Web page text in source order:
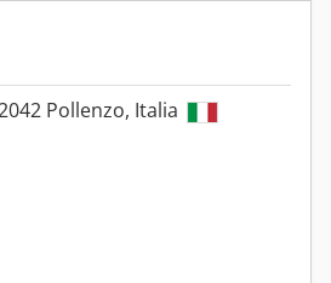
Pollenzo, Italia